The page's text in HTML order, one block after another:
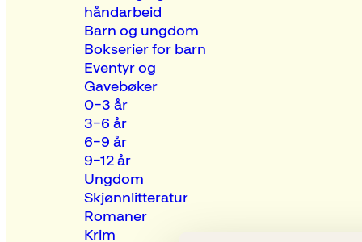
håndarbeid
Barn og ungdom
Bokserier for barn
Eventyr og
Gavebøker
0–3 år
3–6 år
6–9 år
9–12 år
Ungdom
Skjønnlitteratur
Romaner
Krim